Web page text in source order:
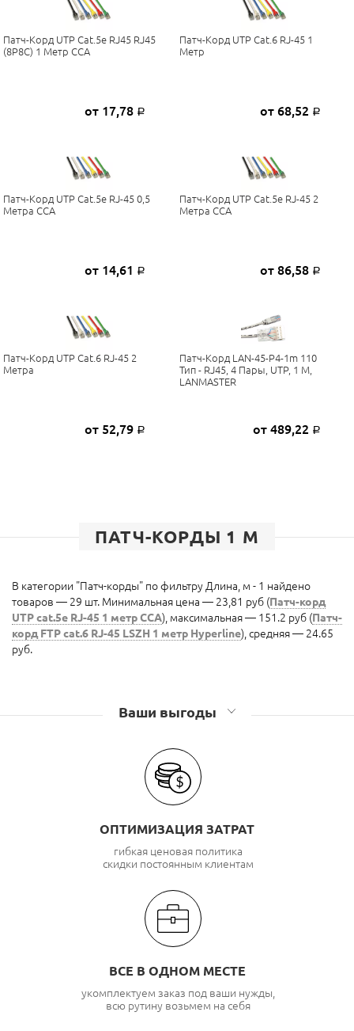
Патч-Корд UTP Cat.5e RJ45 RJ45
(8P8C) 1 Метр CCA
от 17,78 Р
Патч-Корд UTP Cat.6 RJ-45 1
Метр
от 68,52 Р
Патч-Корд UTP Cat.5e RJ-45 0,5
Метра CCA
от 14,61 Р
Патч-Корд UTP Cat.5e RJ-45 2
Метра CCA
от 86,58 Р
Патч-Корд UTP Cat.6 RJ-45 2
Метра
от 52,79 Р
Патч-Корд LAN-45-P4-1m 110
Тип - RJ45, 4 Пары, UTP, 1 М,
LANMASTER
от 489,22 Р
ПАТЧ-КОРДЫ 1 М
В категории "Патч-корды" по фильтру Длина, м - 1 найдено
товаров — 29 шт. Минимальная цена — 23,81 руб (Патч-корд
UTP cat.5e RJ-45 1 метр CCA), максимальная — 151.2 руб (Патч-
корд FTP cat.6 RJ-45 LSZH 1 метр Hyperline), средняя — 24.65
руб.
Ваши выгоды
ОПТИМИЗАЦИЯ ЗАТРАТ
гибкая ценовая политика
скидки постоянным клиентам
ВСЕ В ОДНОМ МЕСТЕ
укомплектуем заказ под ваши нужды,
всю рутину возьмем на себя